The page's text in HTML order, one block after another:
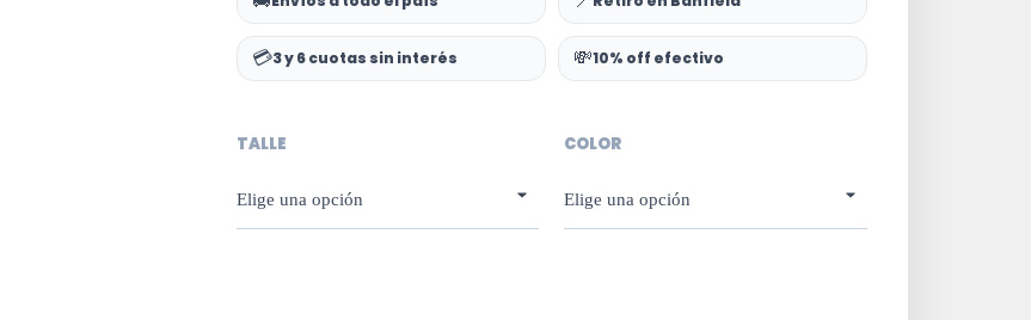
💳3 y 6 cuotas sin interés 💸10% off efectivo
TALLE COLOR